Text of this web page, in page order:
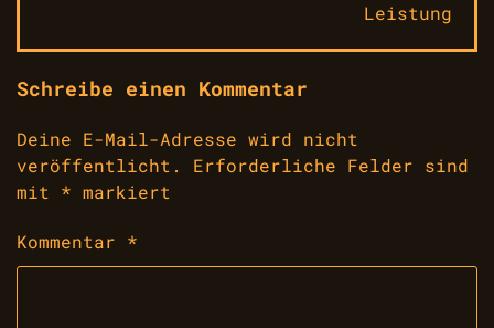
Leistung
Schreibe einen Kommentar
Deine E-Mail-Adresse wird nicht
veröffentlicht.
Erforderliche Felder sind
mit * markiert
Kommentar *